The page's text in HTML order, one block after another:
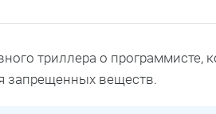
триллера о программисте,
запрещенных веществ.